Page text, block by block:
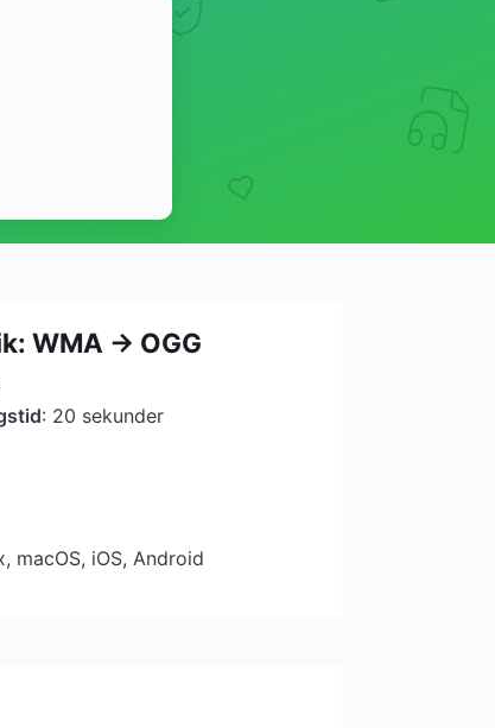
WMA → OGG
: 20 sekunder
macOS, iOS, Android